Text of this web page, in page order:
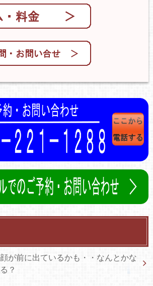
顔が前に出ているかも・・なんとかな
る？